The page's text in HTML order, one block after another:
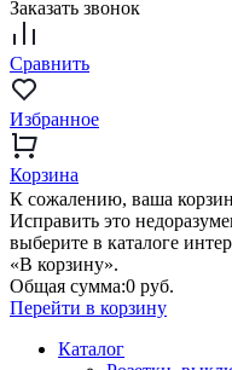
Заказать звонок
Сравнить
Избранное
Корзина
К сожалению, ваша
Исправить это
выберите в каталоге
«В корзину».
Общая сумма:0 руб.
Перейти в корзину
Каталог